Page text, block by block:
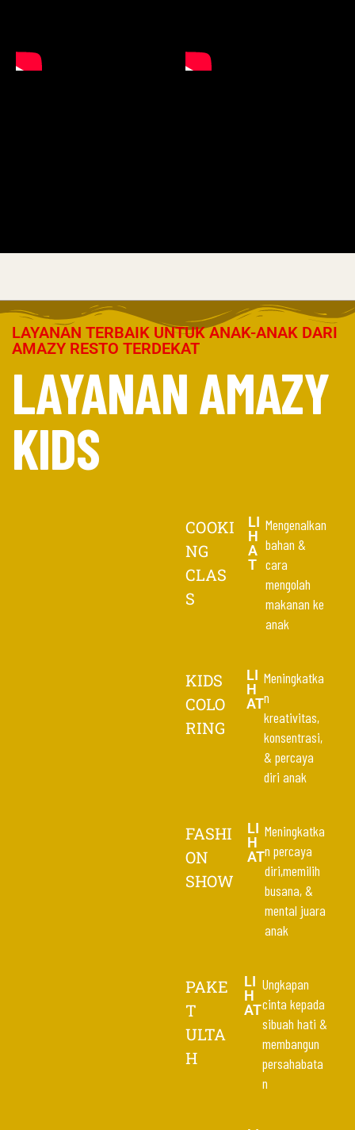
LAYANAN TERBAIK UNTUK ANAK-ANAK DARI
AMAZY RESTO TERDEKAT
LAYANAN AMAZY
KIDS
COOKI
NG
CLAS
S
LI
H
A
T
Mengenalkan
bahan &
cara
mengolah
makanan ke
anak
KIDS
COLO
RING
LI
H
AT
Meningkatka
n
kreativitas,
konsentrasi,
& percaya
diri anak
FASHI
ON
SHOW
LI
H
AT
Meningkatka
n percaya
diri,memilih
busana, &
mental juara
anak
PAKE
T
ULTA
H
LI
H
AT
Ungkapan
cinta kepada
sibuah hati &
membangun
persahabata
n